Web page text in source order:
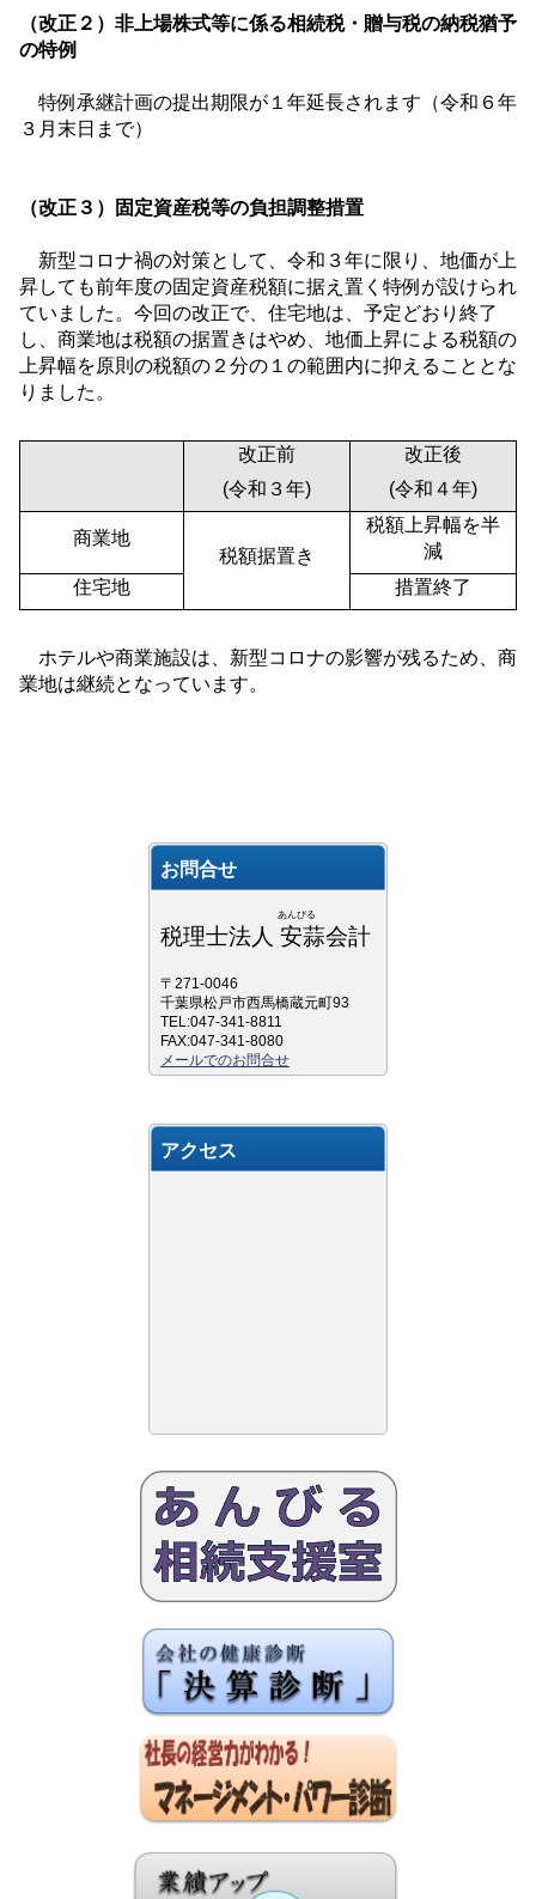
（改正２）非上場株式等に係る相続税・贈与税の納税猶予
の特例
特例承継計画の提出期限が１年延長されます（令和６年
３月末日まで）
（改正３）固定資産税等の負担調整措置
新型コロナ禍の対策として、令和３年に限り、地価が上
昇しても前年度の固定資産税額に据え置く特例が設けられ
ていました。今回の改正で、住宅地は、予定どおり終了
し、商業地は税額の据置きはやめ、地価上昇による税額の
上昇幅を原則の税額の２分の１の範囲内に抑えることとな
りました。
改正前
(令和３年)
改正後
(令和４年)
商業地
税額据置き
税額上昇幅を半
減
住宅地
措置終了
ホテルや商業施設は、新型コロナの影響が残るため、商
業地は継続となっています。
お問合せ
あんびる
税理士法人 安蒜会計
〒271-0046
千葉県松戸市西馬橋蔵元町93
TEL:047-341-8811
FAX:047-341-8080
メールでのお問合せ
アクセス